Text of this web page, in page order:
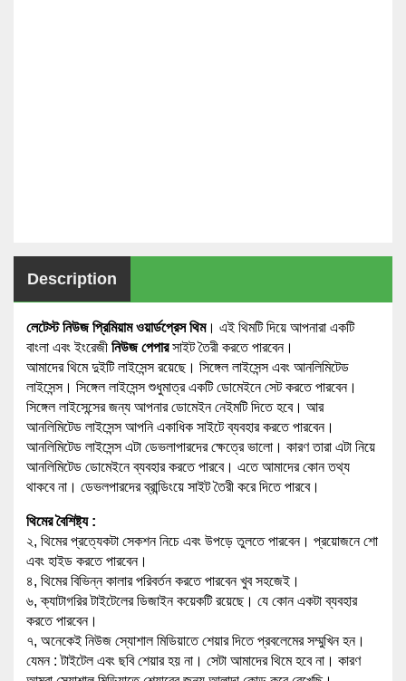
Description
লেটেস্ট নিউজ প্রিমিয়াম ওয়ার্ডপ্রেস থিম। এই থিমটি দিয়ে আপনারা একটি
বাংলা এবং ইংরেজী নিউজ পেপার সাইট তৈরী করতে পারবেন।
আমাদের থিমে দুইটি লাইসেন্স রয়েছে। সিঙ্গেল লাইসেন্স এবং আনলিমিটেড
লাইসেন্স। সিঙ্গেল লাইসেন্স শুধুমাত্র একটি ডোমেইনে সেট করতে পারবেন।
সিঙ্গেল লাইসেন্সের জন্য আপনার ডোমেইন নেইমটি দিতে হবে। আর
আনলিমিটেড লাইসেন্স আপনি একাধিক সাইটে ব্যবহার করতে পারবেন।
আনলিমিটেড লাইসেন্স এটা ডেভলাপারদের ক্ষেত্রে ভালো। কারণ তারা এটা নিয়ে
আনলিমিটেড ডোমেইনে ব্যবহার করতে পারবে। এতে আমাদের কোন তথ্য
থাকবে না। ডেভলপারদের ব্রান্ডিংয়ে সাইট তৈরী করে দিতে পারবে।
থিমের বৈশিষ্ট্য :
২, থিমের প্রত্যেকটা সেকশন নিচে এবং উপড়ে তুলতে পারবেন। প্রয়োজনে শো
এবং হাইড করতে পারবেন।
৪, থিমের বিভিন্ন কালার পরিবর্তন করতে পারবেন খুব সহজেই।
৬, ক্যাটাগরির টাইটেলের ডিজাইন কয়েকটি রয়েছে। যে কোন একটা ব্যবহার
করতে পারবেন।
৭, অনেকেই নিউজ স্যোশাল মিডিয়াতে শেয়ার দিতে প্রবলেমের সম্মুখিন হন।
যেমন : টাইটেল এবং ছবি শেয়ার হয় না। সেটা আমাদের থিমে হবে না। কারণ